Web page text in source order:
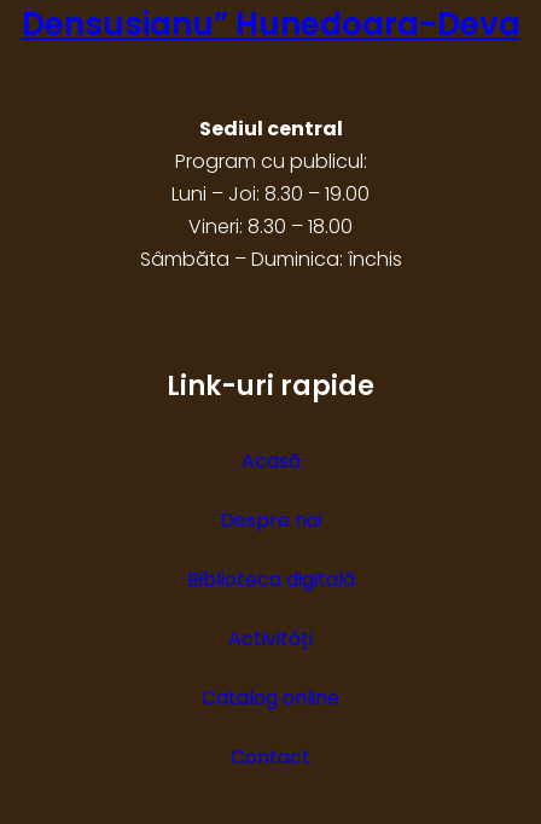
Densusianu” Hunedoara-Deva
Sediul central
Program cu publicul:
Luni – Joi: 8.30 – 19.00
Vineri: 8.30 – 18.00
Sâmbăta – Duminica: închis
Link-uri rapide
Acasă
Despre noi
Biblioteca digitală
Activități
Catalog online
Contact